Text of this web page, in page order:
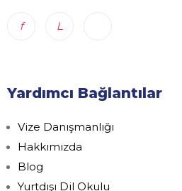
Yardımcı Bağlantılar
Vize Danışmanlığı
Hakkımızda
Blog
Yurtdışı Dil Okulu